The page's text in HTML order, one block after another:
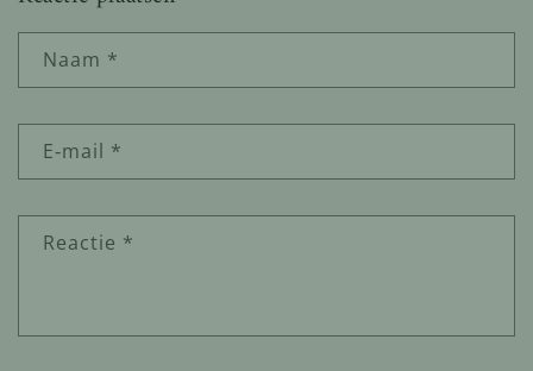
Naam *
E‑mail *
Reactie *